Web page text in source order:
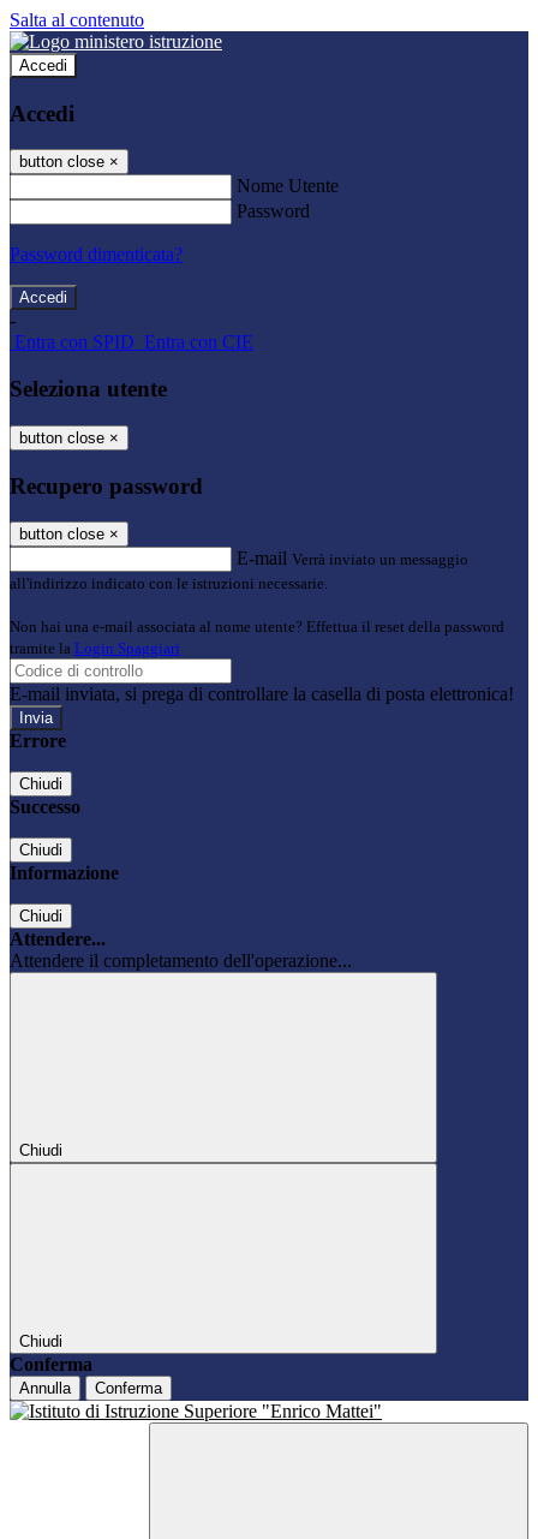
Salta al contenuto
Accedi
Accedi
button close ×
Nome Utente
Password
Password dimenticata?
-
Entra con SPID Entra con CIE
Seleziona utente
button close ×
Recupero password
button close ×
E-mail Verrà inviato un messaggio
all'indirizzo indicato con le istruzioni necessarie.
Non hai una e-mail associata al nome utente? Effettua il reset della password
tramite la Login Spaggiari
E-mail inviata, si prega di controllare la casella di posta elettronica!
Errore
Chiudi
Successo
Chiudi
Informazione
Chiudi
Attendere...
Attendere il completamento dell'operazione...
Chiudi
Chiudi
Conferma
Annulla Conferma